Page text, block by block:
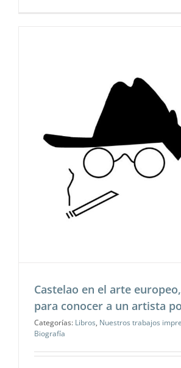
Castelao en el arte
para conocer a un artista
Categorías: Libros, Nuestros trabajos
Biografía